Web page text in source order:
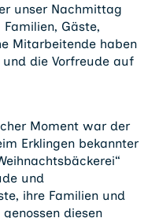
unser Nachmittag
Gäste,
Mitarbeitende haben
die Vorfreude auf
Moment war der
Erklingen bekannter
und
ihre Familien und
diesen